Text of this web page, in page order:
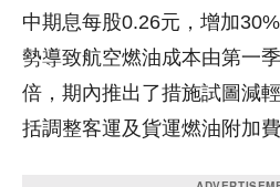
中期息每股0.26元，增加
勢導致航空燃油成本由第一
倍，期內推出了措施試圖減
括調整客運及貨運燃油附加費